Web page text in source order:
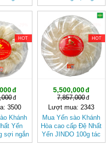
sức
tác dụng tốt cho sức
khỏe
HOT
3500
Khánh
Yến
sợi ngắn
cho sức
-29%
HOT
5,500,000
7,857,000
Lượt mua: 2343
Mua Yến sào Khánh
Hòa cao cấp Đệ Nhất
Yến JINDO 100g tác
dụng tốt cho sức